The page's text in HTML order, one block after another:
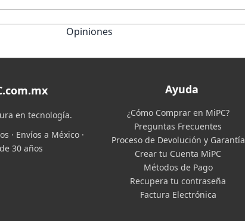
Opiniones
en tecnología.
· Envíos a México ·
30 años
Ayuda
¿Cómo Comprar en MiPC?
Preguntas Frecuentes
Proceso de Devolución y Garantía
Crear tu Cuenta MiPC
Métodos de Pago
Recupera tu contraseña
Factura Electrónica